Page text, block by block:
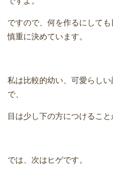
ですので、何を作るにして
慎重に決めています。
私は比較的幼い、可愛らし
で、
目は少し下の方につけること
では、次はヒゲです。